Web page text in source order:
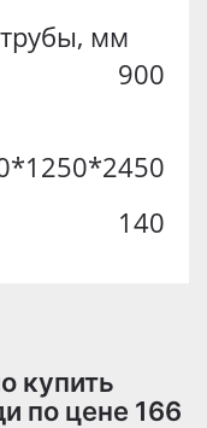
мм
900
140
купить
по цене 166